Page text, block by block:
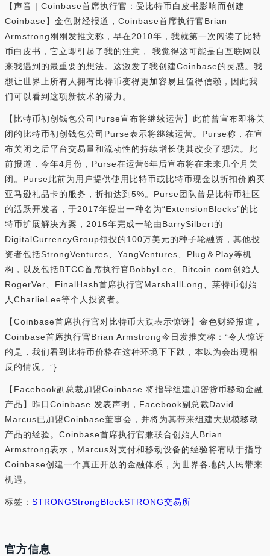
【声音 | Coinbase首席执行官：受比特币白皮书影响而创建
Coinbase】金色财经报道，Coinbase首席执行官Brian
Armstrong刚刚发推文称，早在2010年，我就第一次阅读了比特
币白皮书，它立即引起了我的注意， 我觉得这可能是自互联网以
来我遇到的最重要的想法。这激发了我创建Coinbase的灵感。我
想让世界上所有人拥有比特币变得更加容易且值得信赖，因此我
们可以看到这项新技术的潜力。
【比特币初创钱包公司Purse宣布将继续运营】此前曾宣布即将关
闭的比特币初创钱包公司Purse表示将继续运营。Purse称，在宣
布关闭之后平台交易量和流动性的持续增长使其改变了想法。此
前报道，今年4月份，Purse在运营6年后宣布将在未来几个月关
闭。Purse此前为用户提供使用比特币或比特币现金以折扣价购买
亚马逊礼品卡的服务，折扣达到5%。Purse团队曾是比特币社区
的活跃开发者，于2017年提出一种名为“ExtensionBlocks”的比
特币扩展解决方案，2015年完成一轮由BarrySilbert的
DigitalCurrencyGroup领投的100万美元的种子轮融资，其他投
资者包括StrongVentures、YangVentures、Plug＆Play等机
构，以及包括BTCC首席执行官BobbyLee、Bitcoin.com创始人
RogerVer、FinalHash首席执行官MarshallLong、莱特币创始
人CharlieLee等个人投资者。
【Coinbase首席执行官对比特币大跌表示惊讶】金色财经报道，
Coinbase首席执行官Brian Armstrong今日发推文称：“令人惊讶
的是，我们看到比特币价格在这种环境下下跌，本以为会出现相
反的情况。”}
【Facebook副总裁加盟Coinbase 将指导组建加密货币移动金融
产品】昨日Coinbase 发表声明，Facebook副总裁David
Marcus已加盟Coinbase董事会，并将为其带来组建大规模移动
产品的经验。Coinbase首席执行官兼联合创始人Brian
Armstrong表示，Marcus对支付和移动设备的经验将有助于指导
Coinbase创建一个真正开放的金融体系，为世界各地的人民带来
机遇。
标签： STRONGStrongBlockSTRONG交易所
官方信息